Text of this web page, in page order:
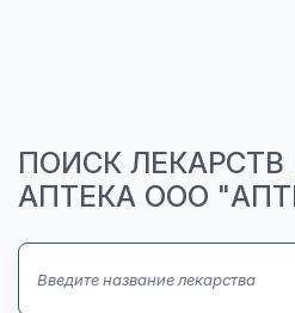
ПОИСК ЛЕКАРСТВ
АПТЕКА ООО